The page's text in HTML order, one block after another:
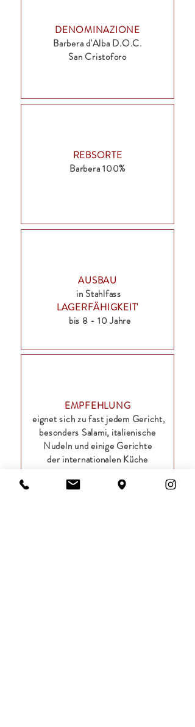
DENOMINAZIONE
Barbera d'Alba D.O.C.
San Cristoforo
REBSORTE
Barbera 100%
AUSBAU
in Stahlfass
LAGERFÄHIGKEIT'
bis 8 - 10 Jahre
EMPFEHLUNG
eignet sich zu fast jedem Gericht,
besonders Salami, italienische
Nudeln und einige Gerichte
der internationalen Küche